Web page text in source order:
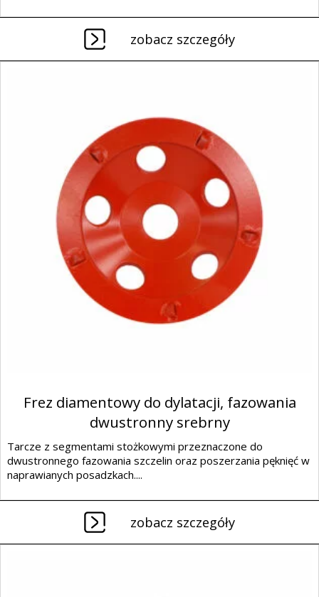
zobacz szczegóły
Frez diamentowy do dylatacji, fazowania
dwustronny srebrny
Tarcze z segmentami stożkowymi przeznaczone do
dwustronnego fazowania szczelin oraz poszerzania pęknięć w
naprawianych posadzkach....
zobacz szczegóły